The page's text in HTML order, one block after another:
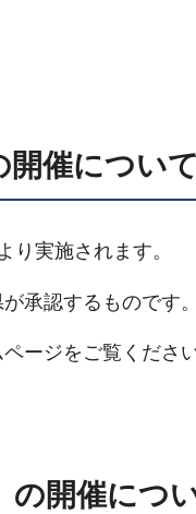
開催につい
実施されます。
承認するものです
ージをご覧くださ
の開催につ